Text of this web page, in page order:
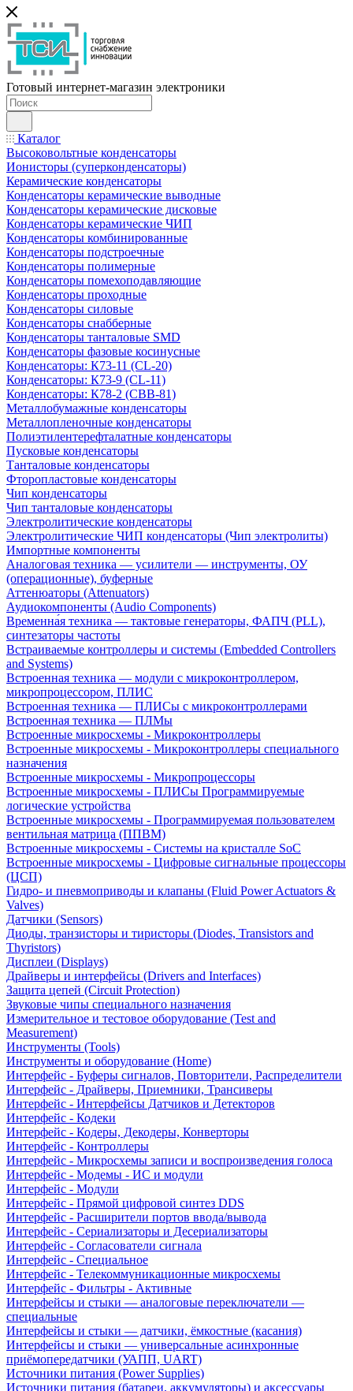
Готовый интернет-магазин электроники
Каталог
Высоковольтные конденсаторы
Ионисторы (суперконденсаторы)
Керамические конденсаторы
Конденсаторы керамические выводные
Конденсаторы керамические дисковые
Конденсаторы керамические ЧИП
Конденсаторы комбинированные
Конденсаторы подстроечные
Конденсаторы полимерные
Конденсаторы помехоподавляющие
Конденсаторы проходные
Конденсаторы силовые
Конденсаторы снабберные
Конденсаторы танталовые SMD
Конденсаторы фазовые косинусные
Конденсаторы: К73-11 (CL-20)
Конденсаторы: К73-9 (CL-11)
Конденсаторы: К78-2 (CBB-81)
Металлобумажные конденсаторы
Металлопленочные конденсаторы
Полиэтилентерефталатные конденсаторы
Пусковые конденсаторы
Танталовые конденсаторы
Фторопластовые конденсаторы
Чип конденсаторы
Чип танталовые конденсаторы
Электролитические конденсаторы
Электролитические ЧИП конденсаторы (Чип электролиты)
Импортные компоненты
Аналоговая техника — усилители — инструменты, ОУ
(операционные), буферные
Аттенюаторы (Attenuators)
Аудиокомпоненты (Audio Components)
Временна́я техника — тактовые генераторы, ФАПЧ (PLL),
синтезаторы частоты
Встраиваемые контроллеры и системы (Embedded Controllers
and Systems)
Встроенная техника — модули с микроконтроллером,
микропроцессором, ПЛИС
Встроенная техника — ПЛИСы с микроконтроллерами
Встроенная техника — ПЛМы
Встроенные микросхемы - Микроконтроллеры
Встроенные микросхемы - Микроконтроллеры специального
назначения
Встроенные микросхемы - Микропроцессоры
Встроенные микросхемы - ПЛИСы Программируемые
логические устройства
Встроенные микросхемы - Программируемая пользователем
вентильная матрица (ППВМ)
Встроенные микросхемы - Системы на кристалле SoC
Встроенные микросхемы - Цифровые сигнальные процессоры
(ЦСП)
Гидро- и пневмоприводы и клапаны (Fluid Power Actuators &
Valves)
Датчики (Sensors)
Диоды, транзисторы и тиристоры (Diodes, Transistors and
Thyristors)
Дисплеи (Displays)
Драйверы и интерфейсы (Drivers and Interfaces)
Защита цепей (Circuit Protection)
Звуковые чипы специального назначения
Измерительное и тестовое оборудование (Test and
Measurement)
Инструменты (Tools)
Инструменты и оборудование (Home)
Интерфейс - Буферы сигналов, Повторители, Распределители
Интерфейс - Драйверы, Приемники, Трансиверы
Интерфейс - Интерфейсы Датчиков и Детекторов
Интерфейс - Кодеки
Интерфейс - Кодеры, Декодеры, Конверторы
Интерфейс - Контроллеры
Интерфейс - Микросхемы записи и воспроизведения голоса
Интерфейс - Модемы - ИС и модули
Интерфейс - Модули
Интерфейс - Прямой цифровой синтез DDS
Интерфейс - Расширители портов ввода/вывода
Интерфейс - Сериализаторы и Десериализаторы
Интерфейс - Согласователи сигнала
Интерфейс - Специальное
Интерфейс - Телекоммуникационные микросхемы
Интерфейс - Фильтры - Активные
Интерфейсы и стыки — аналоговые переключатели —
специальные
Интерфейсы и стыки — датчики, ёмкостные (касания)
Интерфейсы и стыки — универсальные асинхронные
приёмопередатчики (УАПП, UART)
Источники питания (Power Supplies)
Источники питания (батареи, аккумуляторы) и аксессуары